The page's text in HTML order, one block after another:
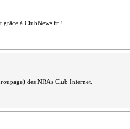
grâce à ClubNews.fr !
des NRAs Club Internet.